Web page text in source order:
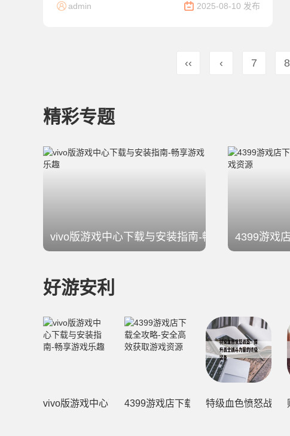
案。...
admin 2025-08-10 发布
‹‹ ‹ 7 8
精彩专题
vivo版游戏中心下载与安装指南-畅享游戏乐趣
4399游戏
好游安利
vivo版游戏中心下载与安装指南-畅享游戏乐趣
4399游戏店下载全攻略-安全高效获取
特级血色愤怒战盔